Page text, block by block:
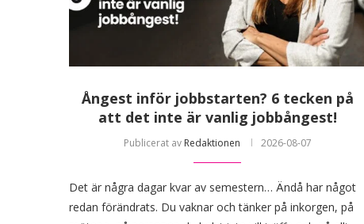
Ångest inför jobbstarten? 6 tecken på
att det inte är vanlig jobbångest!
Publicerat av Redaktionen 2026-08-07
Det är några dagar kvar av semestern… Ändå har något
redan förändrats. Du vaknar och tänker på inkorgen, på